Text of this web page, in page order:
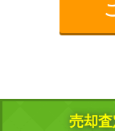
売却